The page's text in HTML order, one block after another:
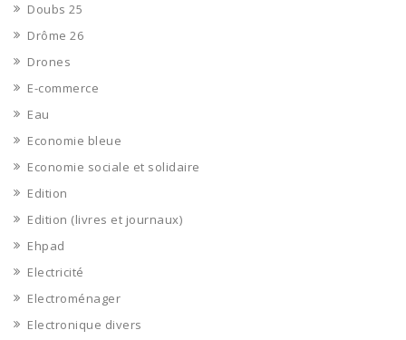
Doubs 25
Drôme 26
Drones
E-commerce
Eau
Economie bleue
Economie sociale et solidaire
Edition
Edition (livres et journaux)
Ehpad
Electricité
Electroménager
Electronique divers